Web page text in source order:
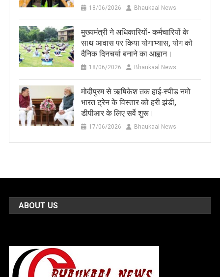
18/06/2026 Bhaukaal News
मुख्यमंत्री ने अधिकारियों- कर्मचारियों के
साथ आवास पर किया योगाभ्यास, योग को
दैनिक दिनचर्या बनाने का आह्वान।
18/06/2026 Bhaukaal News
मोदीपुरम से ऋषिकेश तक हाई‑स्पीड नमो
भारत ट्रेन के विस्तार को हरी झंडी,
डीपीआर के लिए सर्वे शुरू।
17/06/2026 Bhaukaal News
ABOUT US